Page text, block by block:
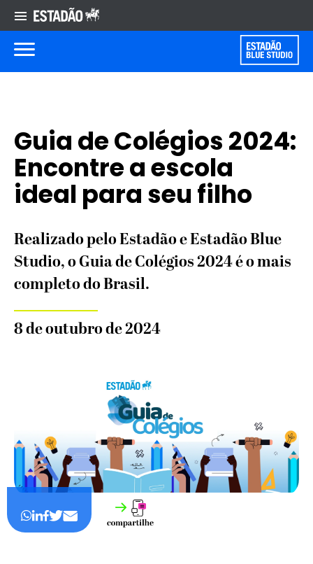
Guia de Colégios 2024:
Encontre a escola
ideal para seu filho
Realizado pelo Estadão e Estadão Blue
Studio, o Guia de Colégios 2024 é o mais
completo do Brasil.
8 de outubro de 2024